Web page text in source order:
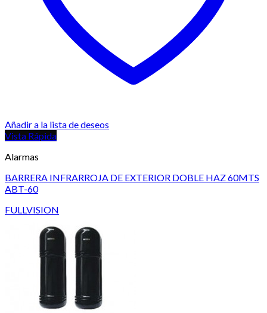
Añadir a la lista de deseos
Vista Rápida
Alarmas
BARRERA INFRARROJA DE EXTERIOR DOBLE HAZ 60MTS
ABT-60
FULLVISION